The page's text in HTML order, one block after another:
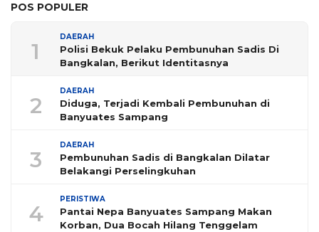
POS POPULER
1
DAERAH
Polisi Bekuk Pelaku Pembunuhan Sadis Di
Bangkalan, Berikut Identitasnya
2
DAERAH
Diduga, Terjadi Kembali Pembunuhan di
Banyuates Sampang
3
DAERAH
Pembunuhan Sadis di Bangkalan Dilatar
Belakangi Perselingkuhan
4
PERISTIWA
Pantai Nepa Banyuates Sampang Makan
Korban, Dua Bocah Hilang Tenggelam